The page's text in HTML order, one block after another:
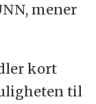
mener
kort
til